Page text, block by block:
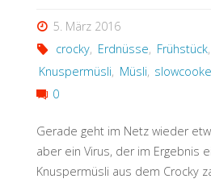
5. März 2016
crocky, Erdnüsse, Frühstück,
Knuspermüsli, Müsli,
0
Gerade geht im Netz wieder
aber ein Virus, der im Ergebnis
Knuspermüsli aus dem Crocky